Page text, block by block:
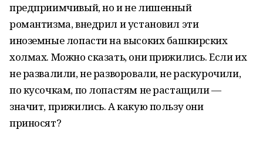
предприимчивый, но и не лишенный
романтизма, внедрил и установил эти
иноземные лопасти на высоких башкирских
холмах. Можно сказать, они прижились. Если их
не развалили, не разворовали, не раскурочили,
по кусочкам, по лопастям не растащили —
значит, прижились. А какую пользу они
приносят?